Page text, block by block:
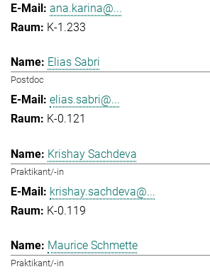
ana.karina@...
K-1.233
Elias Sabri
Postdoc
elias.sabri@...
K-0.121
Krishay Sachdeva
Praktikant/-in
krishay.sachdeva@...
K-0.119
Maurice Schmette
Praktikant/-in